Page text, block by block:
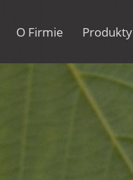
O Firmie Produkty